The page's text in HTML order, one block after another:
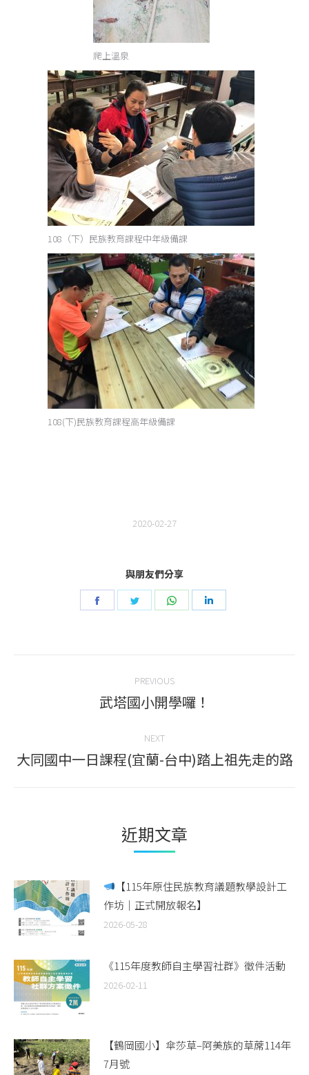
爬上溫泉
108（下）民族教育課程中年級備課
108(下)民族教育課程高年級備課
2020-02-27
與朋友們分享
Share
Share
Share
navigation
PREVIOUS
Previous
武塔國小開學囉！
NEXT
Next
大同國中一日課程(宜蘭-台中)踏上祖先走的路
近期文章
【115年原住民族教育議題教學設計工
作坊｜正式開放報名】
2026-05-28
《115年度教師自主學習社群》徵件活動
2026-02-11
【鶴岡國小】傘莎草–阿美族的草蓆114年
7月號